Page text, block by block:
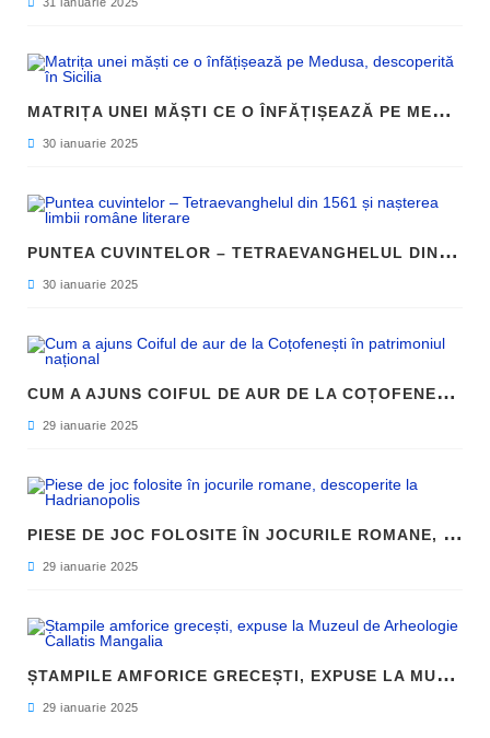
M
ATRIȚA UNEI MĂȘTI CE O ÎNFĂȚIȘEAZĂ PE MEDUSA, DESCOPERITĂ ÎN SICILIA
30 ianuarie 2025
P
UNTEA CUVINTELOR – TETRAEVANGHELUL DIN 1561 ȘI NAȘTEREA LIMBII ROMÂNE LITERARE
30 ianuarie 2025
C
UM A AJUNS COIFUL DE AUR DE LA COȚOFENEȘTI ÎN PATRIMONIUL NAȚIONAL
29 ianuarie 2025
P
IESE DE JOC FOLOSITE ÎN JOCURILE ROMANE, DESCOPERITE LA HADRIANOPOLIS
29 ianuarie 2025
Ș
TAMPILE AMFORICE GRECEȘTI, EXPUSE LA MUZEUL DE ARHEOLOGIE CALLATIS MANGALIA
29 ianuarie 2025